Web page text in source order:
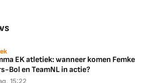
EK atletiek: wanneer komen Femke
Bol en TeamNL in actie?
15:22